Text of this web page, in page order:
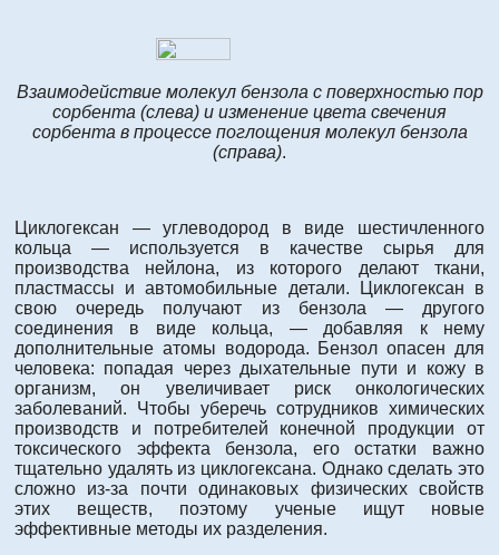
Взаимодействие молекул бензола с поверхностью пор
сорбента (слева) и изменение цвета свечения
сорбента в процессе поглощения молекул бензола
(справа).
Циклогексан — углеводород в виде шестичленного
кольца — используется в качестве сырья для
производства нейлона, из которого делают ткани,
пластмассы и автомобильные детали. Циклогексан в
свою очередь получают из бензола — другого
соединения в виде кольца, — добавляя к нему
дополнительные атомы водорода. Бензол опасен для
человека: попадая через дыхательные пути и кожу в
организм, он увеличивает риск онкологических
заболеваний. Чтобы уберечь сотрудников химических
производств и потребителей конечной продукции от
токсического эффекта бензола, его остатки важно
тщательно удалять из циклогексана. Однако сделать это
сложно из-за почти одинаковых физических свойств
этих веществ, поэтому ученые ищут новые
эффективные методы их разделения.